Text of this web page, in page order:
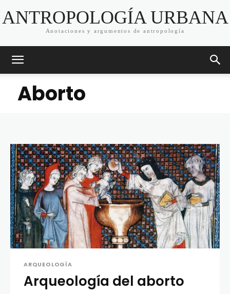
ANTROPOLOGÍA URBANA
Anotaciones y argumentos de antropología
Aborto
ARQUEOLOGÍA
Arqueología del aborto